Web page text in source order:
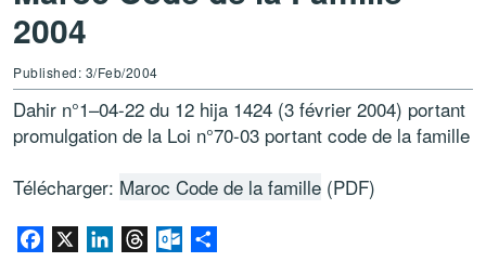
2004
Published: 3/Feb/2004
Dahir n°1–04-22 du 12 hija 1424 (3 février 2004) portant
promulgation de la Loi n°70-03 portant code de la famille
Télécharger: Maroc Code de la famille (PDF)
Facebook LinkedInThreadsOutlook.com